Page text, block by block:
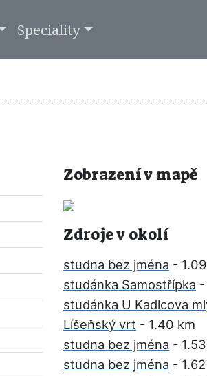
Speciality
Zobrazení v mapě
Zdroje v okolí
studna bez jména -
studánka Samostřípka -
studánka U Kadlcova
Líšeňský vrt - 1.40 km
studna bez jména -
studna bez jména -